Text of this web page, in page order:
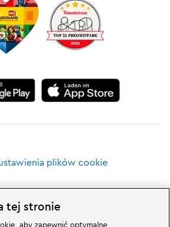
plików cookie
tej stronie
aby zapewnić optymalne